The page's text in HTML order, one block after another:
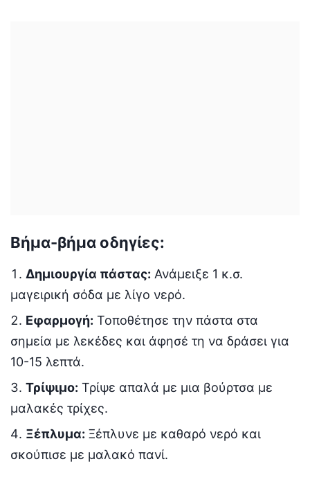
Βήμα-βήμα οδηγίες:
Δημιουργία πάστας: Ανάμειξε 1 κ.σ.
μαγειρική σόδα με λίγο νερό.
Εφαρμογή: Τοποθέτησε την πάστα στα
σημεία με λεκέδες και άφησέ τη να δράσει για
10-15 λεπτά.
Τρίψιμο: Τρίψε απαλά με μια βούρτσα με
μαλακές τρίχες.
Ξέπλυμα: Ξέπλυνε με καθαρό νερό και
σκούπισε με μαλακό πανί.